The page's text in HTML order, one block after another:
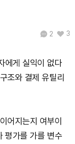
2 3
에게 실익이 없다
조와 결제 유틸리
어지는지 여부이
평가를 가를 변수